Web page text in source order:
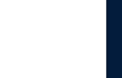
GmbH